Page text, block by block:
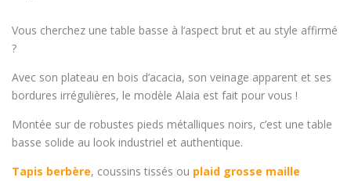
Vous cherchez une table basse à l’aspect brut et au style affirmé
?
Avec son plateau en bois d’acacia, son veinage apparent et ses
bordures irrégulières, le modèle Alaia est fait pour vous !
Montée sur de robustes pieds métalliques noirs, c’est une table
basse solide au look industriel et authentique.
Tapis berbère, coussins tissés ou plaid grosse maille